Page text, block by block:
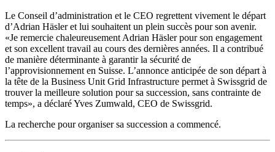
Le Conseil d’administration et le CEO regrettent vivement le départ
d’Adrian Häsler et lui souhaitent un plein succès pour son avenir.
«Je remercie chaleureusement Adrian Häsler pour son engagement
et son excellent travail au cours des dernières années. Il a contribué
de manière déterminante à garantir la sécurité de
l’approvisionnement en Suisse. L’annonce anticipée de son départ à
la tête de la Business Unit Grid Infrastructure permet à Swissgrid de
trouver la meilleure solution pour sa succession, sans contrainte de
temps», a déclaré Yves Zumwald, CEO de Swissgrid.
La recherche pour organiser sa succession a commencé.